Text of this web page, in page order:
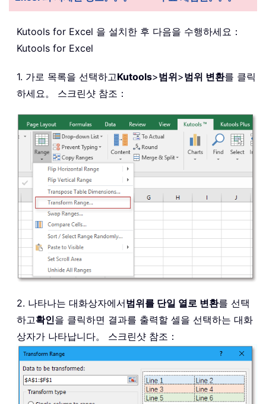
Kutools for Excel 을 설치한 후 다음을 수행하세요：
Kutools for Excel
1. 가로 목록을 선택하고Kutools>범위>범위 변환를 클릭
하세요。 스크린샷 참조：
2. 나타나는 대화상자에서범위를 단일 열로 변환를 선택
하고확인을 클릭하면 결과를 출력할 셀을 선택하는 대화
상자가 나타납니다。 스크린샷 참조：